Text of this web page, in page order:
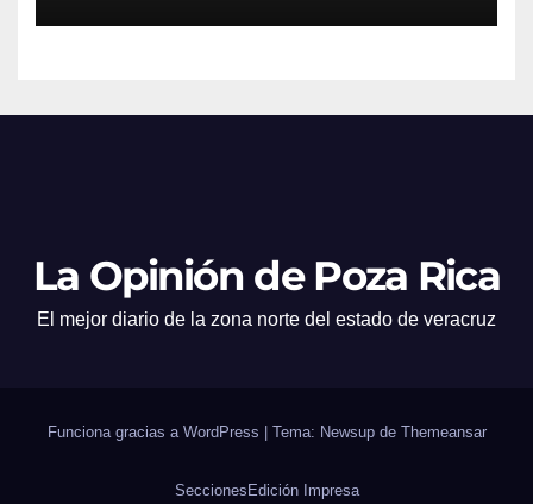
La Opinión de Poza Rica
El mejor diario de la zona norte del estado de veracruz
Funciona gracias a WordPress Tema: Newsup de Themeansar
SeccionesEdición Impresa